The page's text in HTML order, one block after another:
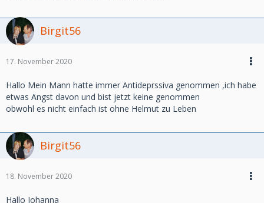
Birgit56
17. November 2020
Hallo Mein Mann hatte immer Antideprssiva genommen ,ich habe
etwas Angst davon und bist jetzt keine genommen
obwohl es nicht einfach ist ohne Helmut zu Leben
Birgit56
18. November 2020
Hallo Johanna